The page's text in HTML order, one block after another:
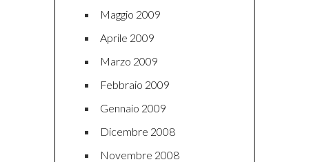
Maggio 2009
Aprile 2009
Marzo 2009
Febbraio 2009
Gennaio 2009
Dicembre 2008
Novembre 2008